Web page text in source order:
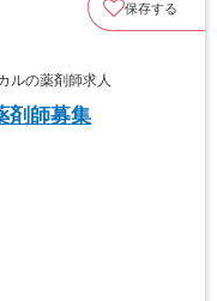
保存する
の薬剤師求人
剤師募集